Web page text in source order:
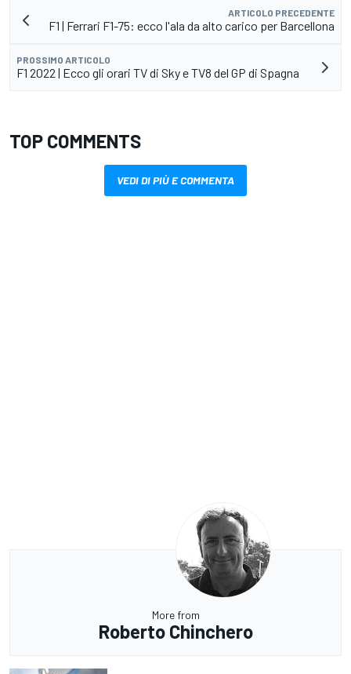
ARTICOLO PRECEDENTE
F1 | Ferrari F1-75: ecco l'ala da alto carico per Barcellona
PROSSIMO ARTICOLO
F1 2022 | Ecco gli orari TV di Sky e TV8 del GP di Spagna
TOP COMMENTS
VEDI DI PIÙ E COMMENTA
More from
Roberto Chinchero